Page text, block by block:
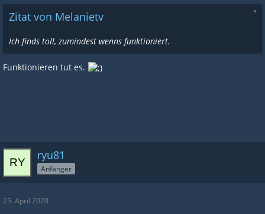
Zitat von Melanietv
Ich finds toll, zumindest wenns funktioniert.
Funktionieren tut es.
ryu81
Anfänger
25. April 2020